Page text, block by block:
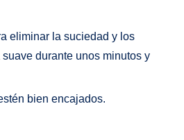
eliminar la suciedad y los
durante unos minutos y
bien encajados.